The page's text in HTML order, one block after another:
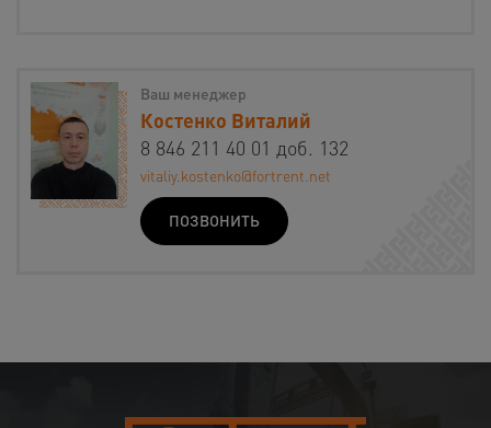
Ваш менеджер
Костенко Виталий
8 846 211 40 01 доб. 132
vitaliy.kostenko@fortrent.net
ПОЗВОНИТЬ